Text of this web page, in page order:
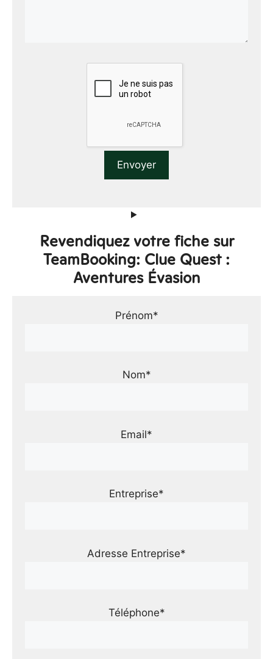
Revendiquez votre fiche sur
TeamBooking: Clue Quest :
Aventures Évasion
Prénom*
Nom*
Email*
Entreprise*
Adresse Entreprise*
Téléphone*